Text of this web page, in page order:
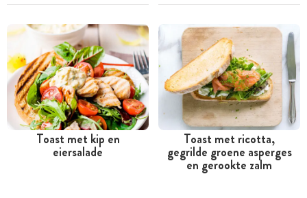
Minder dan 30 minuten
Toast met kip en
eiersalade Minder dan 30 minuten
Toast met ricotta,
gegrilde groene asperges
en gerookte zalm